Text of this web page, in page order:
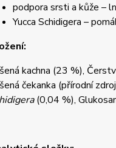
podpora srsti a kůže –
Yucca Schidigera –
kachna (23 %),
čekanka (přírodní
(0,04 %),